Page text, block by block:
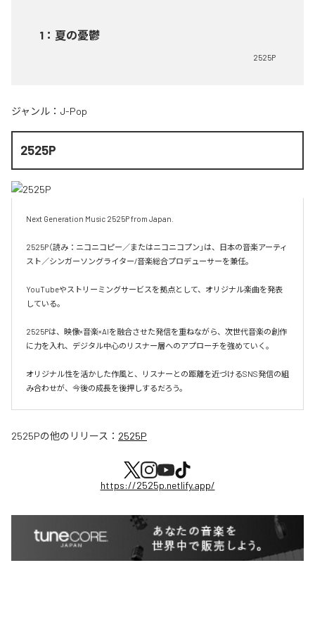
1 ： 夏の憂鬱
2525P
ジャンル： J-Pop
2525P
Next Generation Music 2525P from Japan.
2525P（読み：ニコニコピー／またはニコニコプン」は、日本の音楽アーティ
スト／シンガーソングライター/音楽総合プロデューサーを兼任。
YouTubeやストリーミングサービスを拠点として、オリジナル楽曲を発表
している。
2525Pは、映像×音楽×AIを融合させた発信を重ねながら、次世代音楽の創作
に力を入れ、デジタル中心のリスナー層へのアプローチを強めていく。
オリジナル性を活かした作風と、リスナーとの距離を近づけるSNS発信の組
み合わせが、今後の成長を後押しするだろう。
2525Pの他のリリース： 2525P
https://2525p.netlify.app/